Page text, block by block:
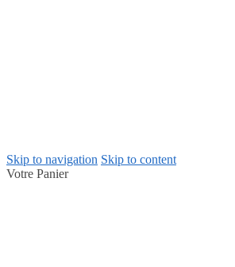
Skip to navigation Skip to content
Votre Panier